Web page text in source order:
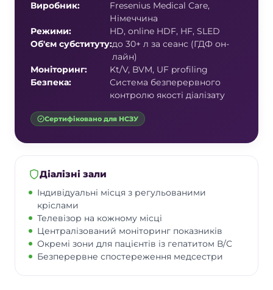
Виробник:
Fresenius Medical Care,
Німеччина
Режими:
HD, online HDF, HF, SLED
Об'єм субституту:до 30+ л за сеанс (ГДФ он-
лайн)
Моніторинг:
Kt/V, BVM, UF profiling
Безпека:
Система безперервного
контролю якості діалізату
Сертифіковано для НСЗУ
Діалізні зали
Індивідуальні місця з регульованими
кріслами
Телевізор на кожному місці
Централізований моніторинг показників
Окремі зони для пацієнтів із гепатитом В/С
Безперервне спостереження медсестри